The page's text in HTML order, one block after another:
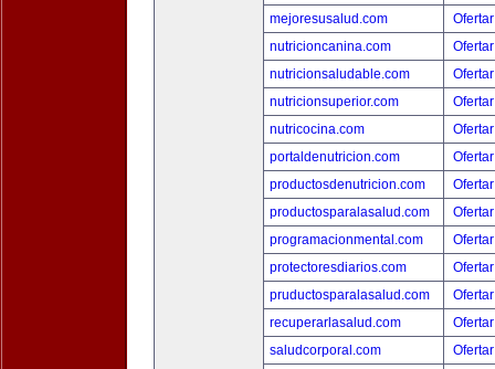
mejoresusalud.com
nutricioncanina.com
nutricionsaludable.com
nutricionsuperior.com
nutricocina.com
portaldenutricion.com
productosdenutricion.com
productosparalasalud.com
programacionmental.com
protectoresdiarios.com
pruductosparalasalud.com
recuperarlasalud.com
saludcorporal.com